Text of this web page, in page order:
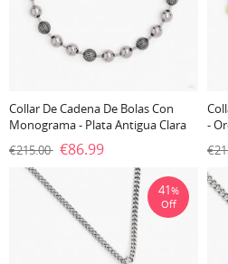
Collar De Cadena De Bolas Con
Monograma - Plata Antigua Clara
|Marc Jacobs España
€215.00 €86.99
-
41%
Off